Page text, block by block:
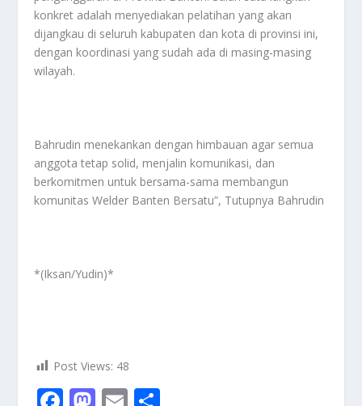
konkret adalah menyediakan pelatihan yang akan
dijangkau di seluruh kabupaten dan kota di provinsi ini,
dengan koordinasi yang sudah ada di masing-masing
wilayah.
Bahrudin menekankan dengan himbauan agar semua
anggota tetap solid, menjalin komunikasi, dan
berkomitmen untuk bersama-sama membangun
komunitas Welder Banten Bersatu”, Tutupnya Bahrudin
*(Iksan/Yudin)*
Post Views: 48